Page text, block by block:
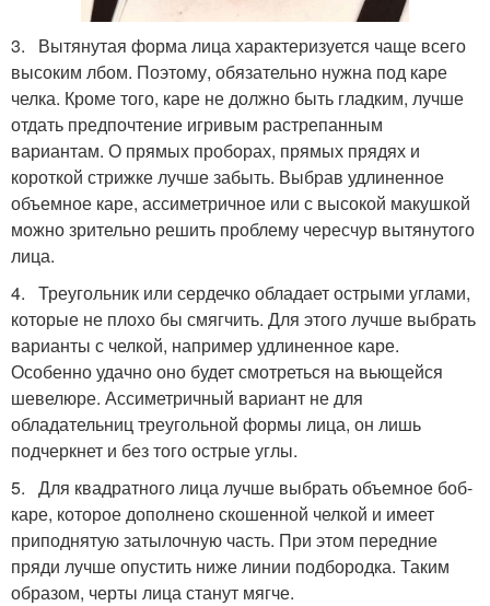
3. Вытянутая форма лица характеризуется чаще всего
высоким лбом. Поэтому, обязательно нужна под каре
челка. Кроме того, каре не должно быть гладким, лучше
отдать предпочтение игривым растрепанным
вариантам. О прямых проборах, прямых прядях и
короткой стрижке лучше забыть. Выбрав удлиненное
объемное каре, ассиметричное или с высокой макушкой
можно зрительно решить проблему чересчур вытянутого
лица.
4. Треугольник или сердечко обладает острыми углами,
которые не плохо бы смягчить. Для этого лучше выбрать
варианты с челкой, например удлиненное каре.
Особенно удачно оно будет смотреться на вьющейся
шевелюре. Ассиметричный вариант не для
обладательниц треугольной формы лица, он лишь
подчеркнет и без того острые углы.
5. Для квадратного лица лучше выбрать объемное боб-
каре, которое дополнено скошенной челкой и имеет
приподнятую затылочную часть. При этом передние
пряди лучше опустить ниже линии подбородка. Таким
образом, черты лица станут мягче.